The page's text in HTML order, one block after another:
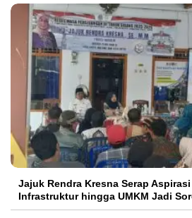
Jajuk Rendra Kresna Serap
Infrastruktur hingga UMKM Jadi